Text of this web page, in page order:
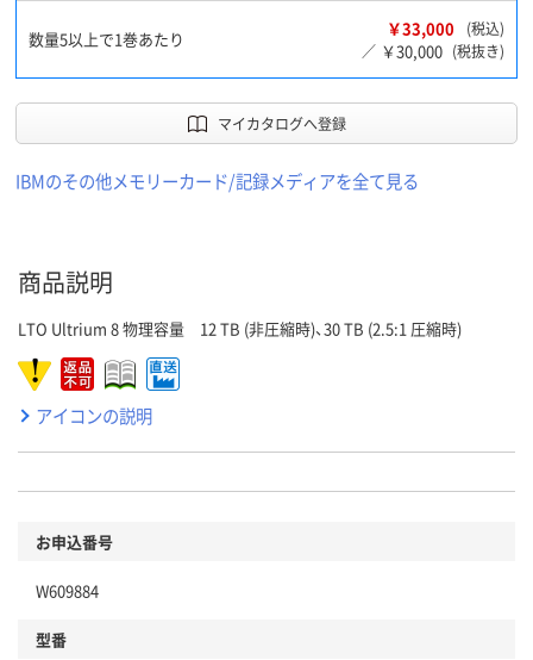
数量5以上で1巻あたり ￥33,000
(税込)
／ ￥30,000 (税抜き)
マイカタログへ登録
IBMのその他メモリーカード/記録メディアを全て見る
商品説明
LTO Ultrium 8 物理容量 12 TB (非圧縮時)、30 TB (2.5:1 圧縮時)
アイコンの説明
お申込番号
W609884
型番